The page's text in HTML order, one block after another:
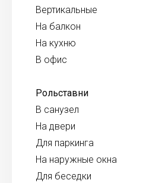
Вертикальные
На балкон
На кухню
В офис
Рольставни
В санузел
На двери
Для паркинга
На наружные окна
Для беседки